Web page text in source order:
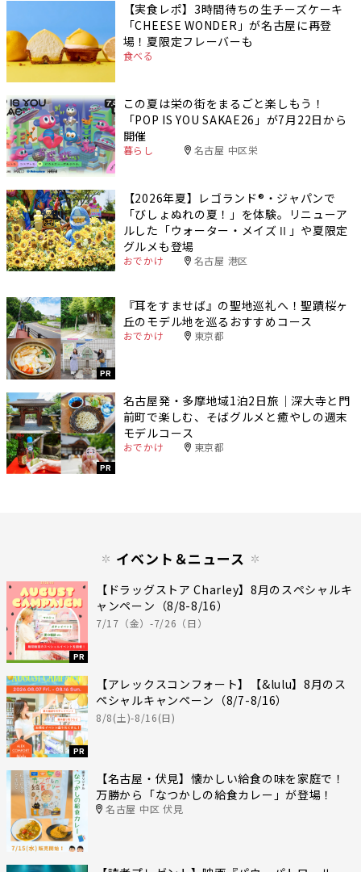
【実食レポ】3時間待ちの生チーズケーキ
「CHEESE WONDER」が名古屋に再登
場！夏限定フレーバーも
食べる
この夏は栄の街をまるごと楽しもう！
「POP IS YOU SAKAE26」が7月22日から
開催
暮らし 名古屋 中区栄
【2026年夏】レゴランド®・ジャパンで
「びしょぬれの夏！」を体験。リニューア
ルした「ウォーター・メイズⅡ」や夏限定
グルメも登場
おでかけ 名古屋 港区
PR
『耳をすませば』の聖地巡礼へ！聖蹟桜ヶ
丘のモデル地を巡るおすすめコース
おでかけ 東京都
PR
名古屋発・多摩地域1泊2日旅｜深大寺と門
前町で楽しむ、そばグルメと癒やしの週末
モデルコース
おでかけ 東京都
イベント＆ニュース
PR
【ドラッグストア Charley】8月のスペシャルキ
ャンペーン（8/8-8/16）
7/17（金）-7/26（日）
PR
【アレックスコンフォート】【&lulu】8月のス
ペシャルキャンペーン（8/7-8/16）
8/8(土)-8/16(日)
【名古屋・伏見】懐かしい給食の味を家庭で！
万勝から「なつかしの給食カレー」が登場！
名古屋 中区 伏見